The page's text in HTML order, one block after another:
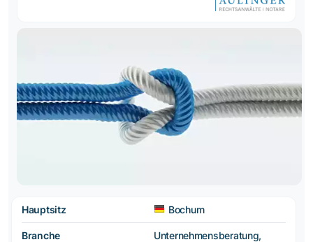
Hauptsitz Bochum
Branche
Unternehmensberatung,